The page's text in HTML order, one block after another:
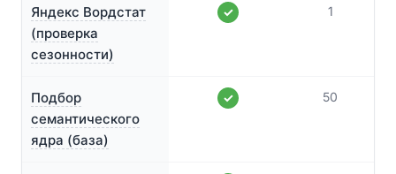
Яндекс Вордстат
(проверка
сезонности)
✓ 1
Подбор
семантического
ядра (база)
✓ 50